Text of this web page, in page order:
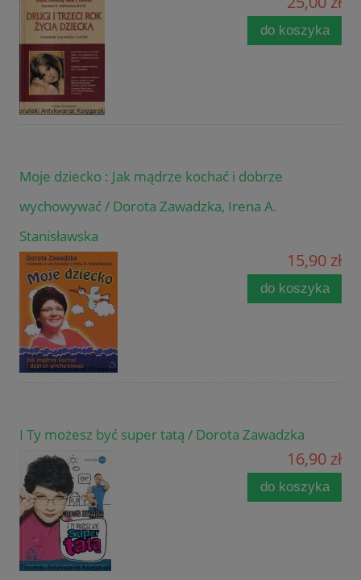
do koszyka
Moje dziecko : Jak mądrze kochać i dobrze
wychowywać / Dorota Zawadzka, Irena A.
Stanisławska
15,90 zł
do koszyka
I Ty możesz być super tatą / Dorota Zawadzka
16,90 zł
do koszyka